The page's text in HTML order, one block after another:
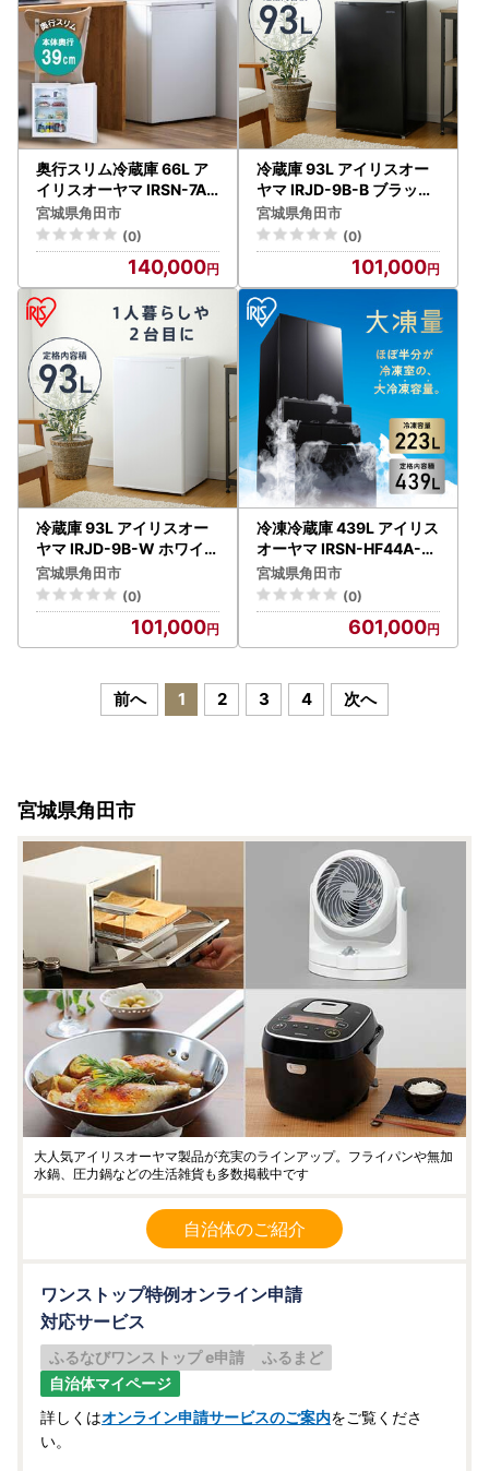
奥行スリム冷蔵庫 66L ア
イリスオーヤマ IRSN-7A-
W ホワイト ｜ 冷蔵庫 新
生活 ひとり暮らし
宮城県角田市
(0)
140,000
冷蔵庫 93L アイリスオー
ヤマ IRJD-9B-B ブラック
｜ 冷蔵庫 新生活 ひとり暮
らし
宮城県角田市
(0)
101,000
冷蔵庫 93L アイリスオー
ヤマ IRJD-9B-W ホワイト
｜ 冷蔵庫 新生活 ひとり暮
らし
宮城県角田市
(0)
101,000
冷凍冷蔵庫 439L アイリス
オーヤマ IRSN-HF44A-B
ブラック ｜ 冷蔵庫 新生活
宮城県角田市
(0)
601,000
前へ 1 2 3 4 次へ
宮城県角田市
大人気アイリスオーヤマ製品が充実のラインアップ。フライパンや無加
水鍋、圧力鍋などの生活雑貨も多数掲載中です
自治体のご紹介
ワンストップ特例オンライン申請
対応サービス
ふるなびワンストップ e申請
ふるまど
自治体マイページ
詳しくはオンライン申請サービスのご案内をご覧くださ
い。